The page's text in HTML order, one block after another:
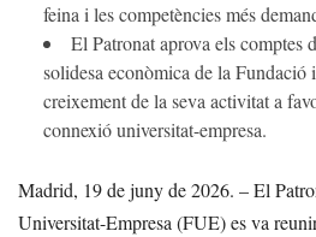
feina i les competències més
El Patronat aprova els comptes
solidesa econòmica de la Fundació
creixement de la seva activitat a
connexió universitat-empresa.
Madrid, 19 de juny de 2026. – El
Universitat-Empresa (FUE) es va